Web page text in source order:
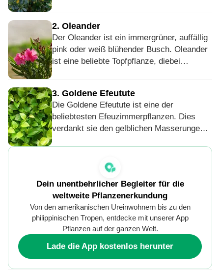
Masse stecken. Die intensive Farbe zieht
Vögel an, welche die Samen essen. Er ist
anfällig gegenüber Schädlingen.
2. Oleander
Der Oleander ist ein immergrüner, auffällig
pink oder weiß blühender Busch. Oleander
ist eine beliebte Topfpflanze, diebei
besteht die Gefahr, dass er von
Spinnmilben befallen wird. Alle
Pflanzenteile sind giftig. Dies gilt auch für
den Rauch, wenn Teile der Pflanze
3. Goldene Efeutute
Die Goldene Efeutute ist eine der
beliebtesten Efeuzimmerpflanzen. Dies
verdankt sie den gelblichen Masserungen
als Kletterpflanze und kann bis zu 20 Meter
an Bäumen empor wachsen. Wenn sie als
Zimmerpflanze gehalten wird, sollte darauf
geachtet werden, dass Katzen und Hunde
keine Teile der Pflanze essen, da dies zu
Übelkeit führen kann.
Dein unentbehrlicher Begleiter für die
weltweite Pflanzenerkundung
Von den amerikanischen Ureinwohnern bis zu den
philippinischen Tropen, entdecke mit unserer App
Pflanzen auf der ganzen Welt.
Lade die App kostenlos herunter